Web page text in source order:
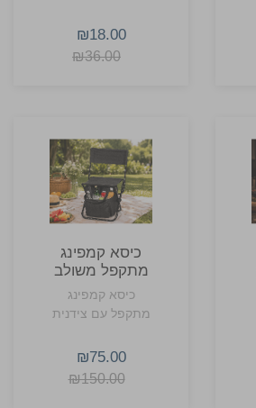
₪18.00
₪36.00
כיסא קמפינג
מתקפל משולב
צידנית קנקון
כיסא קמפינג
מתקפל עם צידנית
₪75.00
₪150.00